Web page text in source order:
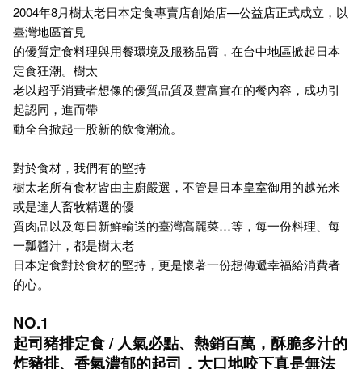
2004年8月樹太老日本定食專賣店創始店—公益店正式成立，以
臺灣地區首見
的優質定食料理與用餐環境及服務品質，在台中地區掀起日本
定食狂潮。樹太
老以超乎消費者想像的優質品質及豐富實在的餐內容，成功引
起認同，進而帶
動全台掀起一股新的飲食潮流。
對於食材，我們有的堅持
樹太老所有食材皆由主廚嚴選，不管是日本皇室御用的越光米
或是達人畜牧精選的優
質肉品以及每日新鮮輸送的臺灣高麗菜…等，每一份料理、每
一瓢醬汁，都是樹太老
日本定食對於食材的堅持，更是懷著一份想傳遞幸福給消費者
的心。
NO.1
起司豬排定食 / 人氣必點、熱銷百萬，酥脆多汁的
炸豬排、香氣濃郁的起司，大口地咬下真是無法